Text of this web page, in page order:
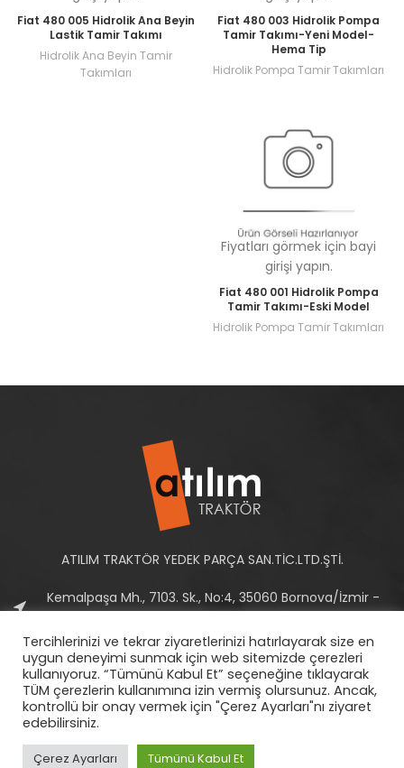
Fiat 480 005 Hidrolik Ana Beyin
Lastik Tamir Takımı
Hidrolik Ana Beyin Tamir
Takımları
Fiat 480 003 Hidrolik Pompa
Tamir Takımı-Yeni Model-
Hema Tip
Hidrolik Pompa Tamir Takımları
Fiyatları görmek için bayi
girişi yapın.
Fiat 480 001 Hidrolik Pompa
Tamir Takımı-Eski Model
Hidrolik Pompa Tamir Takımları
ATILIM TRAKTÖR YEDEK PARÇA SAN.TİC.LTD.ŞTİ.
Kemalpaşa Mh., 7103. Sk., No:4, 35060 Bornova/İzmir -
Tel: +90 232 458 10 93-94
E-Posta:info@atilimtraktor.com.tr
Tercihlerinizi ve tekrar ziyaretlerinizi hatırlayarak size en
uygun deneyimi sunmak için web sitemizde çerezleri
kullanıyoruz. “Tümünü Kabul Et” seçeneğine tıklayarak
TÜM çerezlerin kullanımına izin vermiş olursunuz. Ancak,
kontrollü bir onay vermek için "Çerez Ayarları"nı ziyaret
edebilirsiniz.
Çerez Ayarları Tümünü Kabul Et